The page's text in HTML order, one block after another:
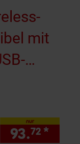
mit
nur
93.72 *